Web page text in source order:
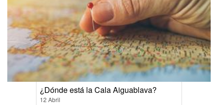
¿Dónde está la Cala Aiguablava?
12 Abril